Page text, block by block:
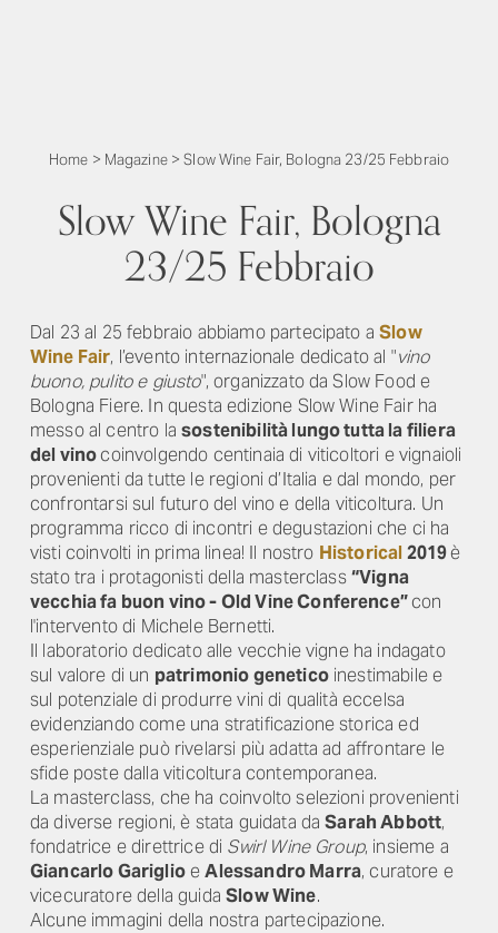
Home > Magazine>Slow Wine Fair, Bologna 23/25 Febbraio
Slow Wine Fair, Bologna
23/25 Febbraio
Dal 23 al 25 febbraio abbiamo partecipato aSlow
Wine Fair, l’evento internazionale dedicato al "vino
buono, pulito e giusto", organizzato da Slow Food e
Bologna Fiere. In questa edizione Slow Wine Fair ha
messo al centro lasostenibilità lungo tutta la filiera
del vinocoinvolgendo centinaia di viticoltori e vignaioli
provenienti da tutte le regioni d’Italia e dal mondo, per
confrontarsi sul futuro del vino e della viticoltura. Un
programma ricco di incontri e degustazioni che ci ha
visti coinvolti in prima linea! Il nostro Historical 2019è
stato tra i protagonisti della masterclass“Vigna
vecchia fa buon vino - Old Vine Conference”con
l'intervento di Michele Bernetti.
Il laboratorio dedicato alle vecchie vigne ha indagato
sul valore di un patrimonio geneticoinestimabile e
sul potenziale di produrre vini di qualità eccelsa
evidenziando come una stratificazione storica ed
esperienziale può rivelarsi più adatta ad affrontare le
sfide poste dalla viticoltura contemporanea.
La masterclass, che ha coinvolto selezioni provenienti
da diverse regioni, è stata guidata daSarah Abbott,
fondatrice e direttrice di Swirl Wine Group, insieme a
Giancarlo GariglioeAlessandro Marra, curatore e
vicecuratore della guidaSlow Wine.
Alcune immagini della nostra partecipazione.